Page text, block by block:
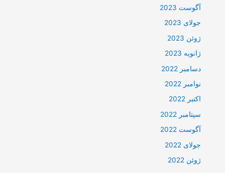
آگوست 2023
جولای 2023
ژوئن 2023
ژانویه 2023
دسامبر 2022
نوامبر 2022
اکتبر 2022
سپتامبر 2022
آگوست 2022
جولای 2022
ژوئن 2022